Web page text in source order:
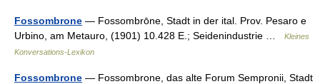
Fossombrone — Fossombrōne, Stadt in der ital. Prov. Pesaro e
Urbino, am Metauro, (1901) 10.428 E.; Seidenindustrie …
Kleines
Konversations-Lexikon
Fossombrone — Fossombrone, das alte Forum Sempronii, Stadt